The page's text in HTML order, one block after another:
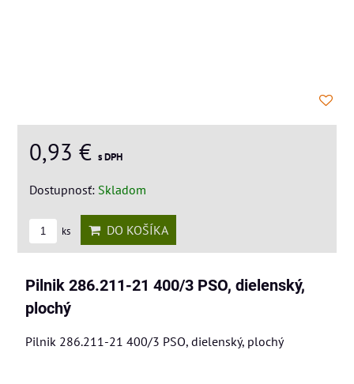
0,93 € s DPH
Dostupnosť: Skladom
ks DO KOŠÍKA
Pilnik 286.211-21 400/3 PSO, dielenský,
plochý
Pilnik 286.211-21 400/3 PSO, dielenský, plochý